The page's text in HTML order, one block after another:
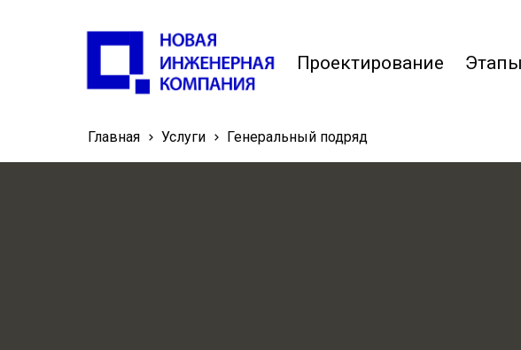
Проектирование Этапы
Главная Услуги Генеральный подряд